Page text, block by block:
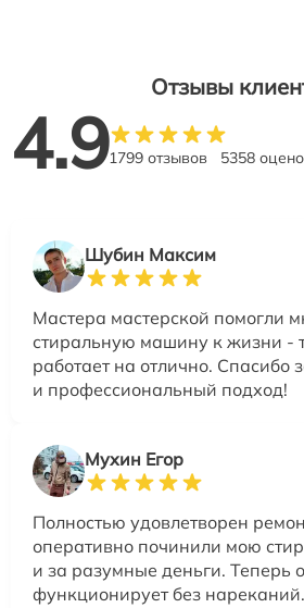
Отзывы
4.91799 отзывов 5358
Шубин Максим
Мастера мастерской помогли
стиральную машину к жизни -
работает на отлично. Спасибо
и профессиональный подход!
Мухин Егор
Полностью удовлетворен
оперативно починили мою
и за разумные деньги. Теперь
функционирует без нареканий.